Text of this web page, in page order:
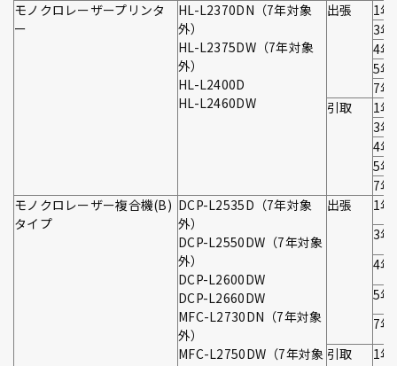
モノクロレーザープリンタ
ー
HL-L2370DN（7年対象
外）
HL-L2375DW（7年対象
外）
HL-L2400D
HL-L2460DW
出張
1年
3年
4年
5年
7年
引取
1年
3年
4年
5年
7年
モノクロレーザー複合機(B)
タイプ
DCP-L2535D（7年対象
外）
DCP-L2550DW（7年対象
外）
DCP-L2600DW
DCP-L2660DW
MFC-L2730DN（7年対象
外）
MFC-L2750DW（7年対象
出張
1年
3年
4年
5年
7年
引取
1年